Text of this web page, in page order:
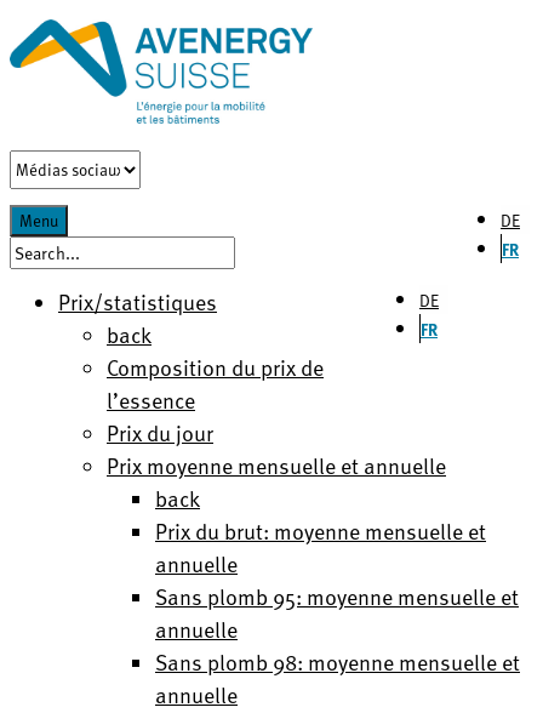
DE
FR
Menu
DE
FR
Prix/statistiques
back
Composition du prix de
l’essence
Prix du jour
Prix moyenne mensuelle et annuelle
back
Prix du brut: moyenne mensuelle et
annuelle
Sans plomb 95: moyenne mensuelle et
annuelle
Sans plomb 98: moyenne mensuelle et
annuelle